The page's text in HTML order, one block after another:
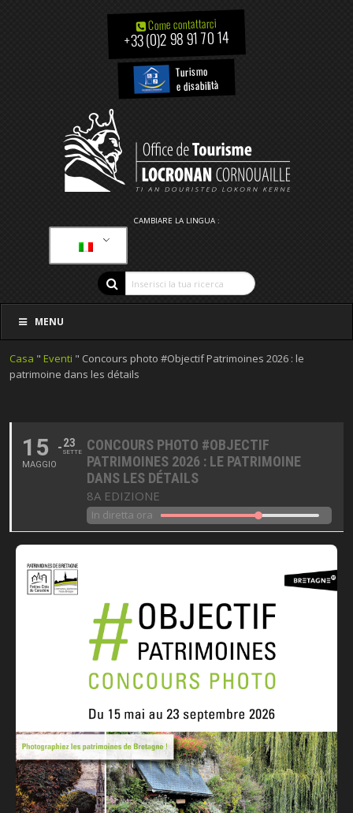
Come contattarci
+33 (0)2 98 91 70 14
Turismo
e disabilità
CAMBIARE LA LINGUA :
MENU
Casa " Eventi " Concours photo #Objectif Patrimoines 2026 : le
patrimoine dans les détails
15
MAGGIO
23
SETTE
CONCOURS PHOTO #OBJECTIF
PATRIMOINES 2026 : LE PATRIMOINE
DANS LES DÉTAILS
8A EDIZIONE
In diretta ora